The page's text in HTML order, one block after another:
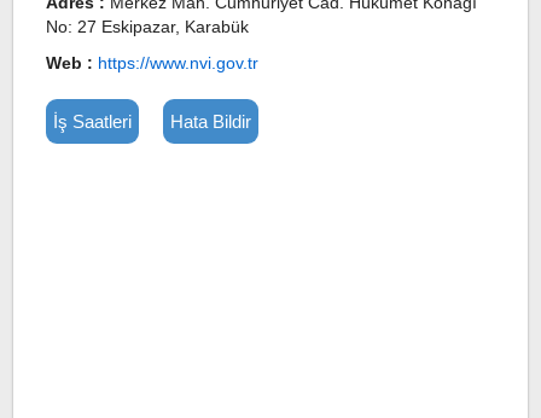
No: 27 Eskipazar, Karabük
Web : https://www.nvi.gov.tr
İş Saatleri Hata Bildir